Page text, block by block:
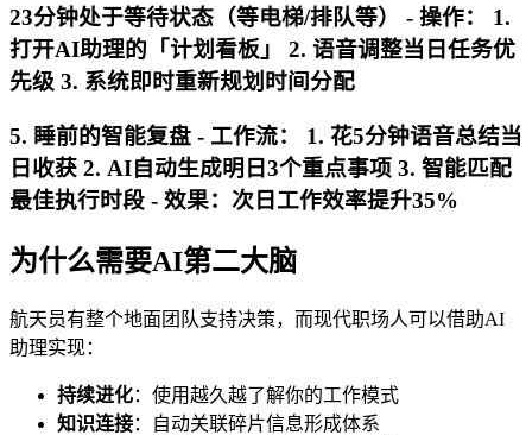
23分钟处于等待状态（等电梯/排队等） - 操作： 1.
打开AI助理的「计划看板」 2. 语音调整当日任务优
先级 3. 系统即时重新规划时间分配
5. 睡前的智能复盘 - 工作流： 1. 花5分钟语音总结当
日收获 2. AI自动生成明日3个重点事项 3. 智能匹配
最佳执行时段 - 效果：次日工作效率提升35%
为什么需要AI第二大脑
航天员有整个地面团队支持决策，而现代职场人可以借助AI
助理实现：
持续进化：使用越久越了解你的工作模式
知识连接：自动关联碎片信息形成体系